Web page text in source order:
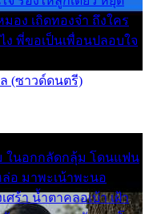
อง เถิดทองจ๋า ถึงใคร
ง พี่ขอเป็นเพื่อนปลอบใจ
(ซาวด์ดนตรี)
ในอกกลัดกลุ้ม โดนแฟน
อ มาพะเน้าพะนอ
ศร้า น้ำตาคลอเบ้า เฝ้า